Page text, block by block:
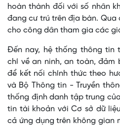
hoàn thành đối với số nhân
đang cư trú trên địa bàn. Qua
cho công dân tham gia các
Đến nay, hệ thống thông tin
chí về an ninh, an toàn, đảm
để kết nối chính thức theo
và Bộ Thông tin - Truyền
thống định danh tập trung
tin tài khoản với Cơ sở dữ
cả ứng dụng trên không gian